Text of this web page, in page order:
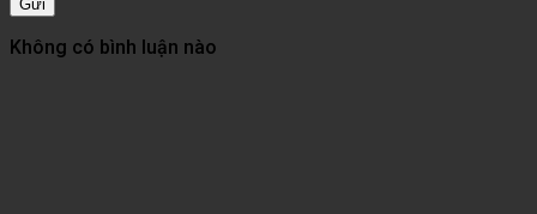
Gửi
Không có bình luận nào